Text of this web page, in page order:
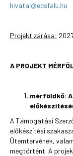
hivatal@ecsfalu.hu
Projekt zárása:
A PROJEKT
mérföldkő:
A Támogatási
előkészítési
Ütemtervének,
megtörtént. A